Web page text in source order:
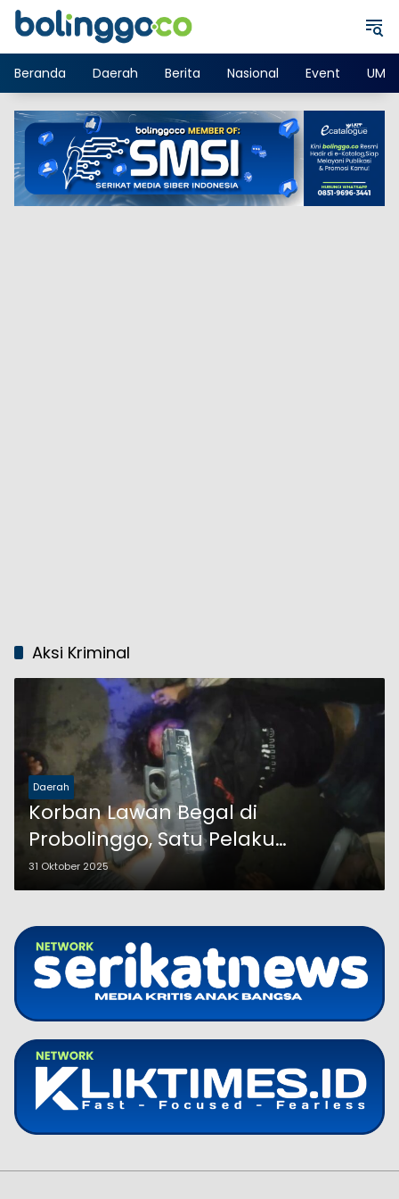
Langsung
Beranda
Daerah Berita Nasional Event
Aksi Kriminal
Daerah
Korban Lawan Begal di
Probolinggo, Satu Pelaku
Tumbang dan Berhasil Diringkus
Warga
31 Oktober 2025